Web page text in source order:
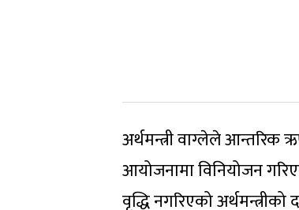
अर्थमन्त्री वाग्लेले आन्तरिक
आयोजनामा विनियोजन
वृद्धि नगरिएको अर्थमन्त्रीको